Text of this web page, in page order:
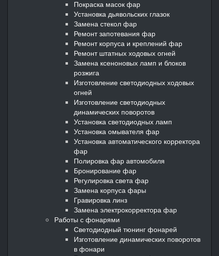
Покраска масок фар
Установка дьявольских глазок
Замена стекол фар
Ремонт запотевания фар
Ремонт корпуса и креплений фар
Ремонт штатных ходовых огней
Замена ксеноновых ламп и блоков
розжига
Изготовление светодиодных ходовых
огней
Изготовление светодиодных
динамических поворотов
Установка светодиодных ламп
Установка омывателя фар
Установка автоматического корректора
фар
Полировка фар автомобиля
Бронирование фар
Регулировка света фар
Замена корпуса фары
Гравировка линз
Замена электрокорректора фар
Работы с фонарями
Светодиодный тюнинг фонарей
Изготовление динамических поворотов
в фонари